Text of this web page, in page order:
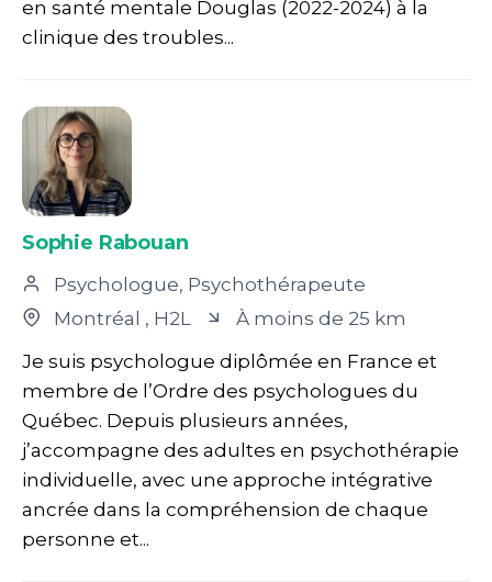
en santé mentale Douglas (2022-2024) à la
clinique des troubles...
Sophie Rabouan
Psychologue, Psychothérapeute
Montréal , H2L
À moins de 25 km
Je suis psychologue diplômée en France et
membre de l’Ordre des psychologues du
Québec. Depuis plusieurs années,
j’accompagne des adultes en psychothérapie
individuelle, avec une approche intégrative
ancrée dans la compréhension de chaque
personne et...